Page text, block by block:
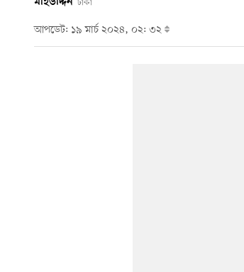
ঢাকা
আপডেট: ১৯ মার্চ ২০২৪, ০২: ৩২